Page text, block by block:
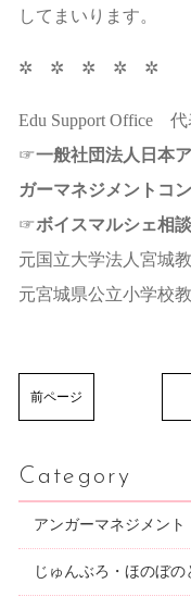
してまいります。
✲ ✲ ✲ ✲ ✲
Edu Support Office
☞一般社団法人日本
ガーマネジメントコ
☞ボイスマルシェ相
元国立大学法人宮城
元宮城県公立小学校
前ページ
Category
アンガーマネジメント
じゅんぶろ・ほのぼの